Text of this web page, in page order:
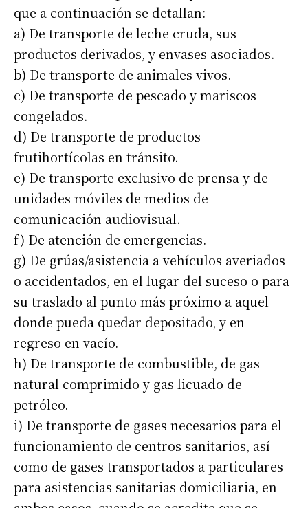
que a continuación se detallan:
a) De transporte de leche cruda, sus
productos derivados, y envases asociados.
b) De transporte de animales vivos.
c) De transporte de pescado y mariscos
congelados.
d) De transporte de productos
frutihortícolas en tránsito.
e) De transporte exclusivo de prensa y de
unidades móviles de medios de
comunicación audiovisual.
f) De atención de emergencias.
g) De grúas/asistencia a vehículos averiados
o accidentados, en el lugar del suceso o para
su traslado al punto más próximo a aquel
donde pueda quedar depositado, y en
regreso en vacío.
h) De transporte de combustible, de gas
natural comprimido y gas licuado de
petróleo.
i) De transporte de gases necesarios para el
funcionamiento de centros sanitarios, así
como de gases transportados a particulares
para asistencias sanitarias domiciliaria, en